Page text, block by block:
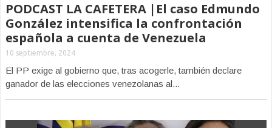
PODCAST LA CAFETERA |El caso Edmundo
González intensifica la confrontación
española a cuenta de Venezuela
10 septiembre, 2024
El PP exige al gobierno que, tras acogerle, también declare
ganador de las elecciones venezolanas al...